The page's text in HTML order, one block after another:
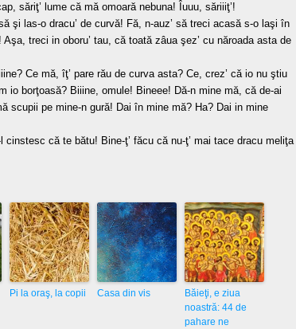
săriţ’ lume că mă omoară nebuna! Îuuu, săriiiţ’!
şi las-o dracu’ de curvă! Fă, n-auz’ să treci acasă s-o laşi în
treci in oboru’ tau, că toată zâua şez’ cu năroada asta de
Ce mă, îţ’ pare rău de curva asta? Ce, crez’ că io nu ştiu
io borţoasă? Biiine, omule! Bineee! Dă-n mine mă, că de-ai
scupii pe mine-n gură! Dai în mine mă? Ha? Dai in mine
cinstesc că te bătu! Bine-ţ’ făcu că nu-ţ’ mai tace dracu meliţa
Pi la oraş, la copii Casa din vis
Băieţi, e ziua
noastră: 44 de
pahare ne